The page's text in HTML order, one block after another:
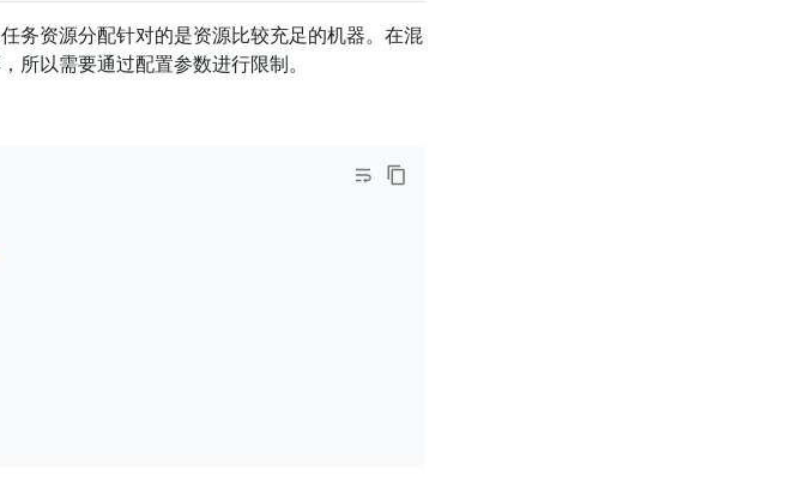
务资源分配针对的是资源比较充足的机器。在混
所以需要通过配置参数进行限制。